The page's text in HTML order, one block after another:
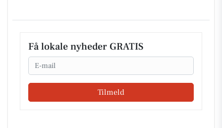
Få lokale nyheder GRATIS
Email
Tilmeld